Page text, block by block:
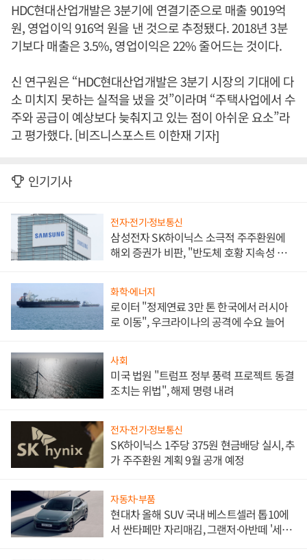
HDC현대산업개발은 3분기에 연결기준으로 매출 9019억
원, 영업이익 916억 원을 낸 것으로 추정됐다. 2018년 3분
기보다 매출은 3.5%, 영업이익은 22% 줄어드는 것이다.
신 연구원은 “HDC현대산업개발은 3분기 시장의 기대에 다
소 미치지 못하는 실적을 냈을 것”이라며 “주택사업에서 수
주와 공급이 예상보다 늦춰지고 있는 점이 아쉬운 요소”라
고 평가했다. [비즈니스포스트 이한재 기자]
인기기사
전자·전기·정보통신
삼성전자 SK하이닉스 소극적 주주환원에
해외 증권가 비판, "반도체 호황 지속성 의
화학·에너지
로이터 "정제연료 3만 톤 한국에서 러시아
로 이동", 우크라이나의 공격에 수요 늘어
사회
미국 법원 "트럼프 정부 풍력 프로젝트 동결
조치는 위법", 해제 명령 내려
전자·전기·정보통신
SK하이닉스 1주당 375원 현금배당 실시, 추
가 주주환원 계획 9월 공개 예정
자동차·부품
현대차 올해 SUV 국내 베스트셀러 톱10에
서 싼타페만 자리매김, 그랜저·아반떼 '세단